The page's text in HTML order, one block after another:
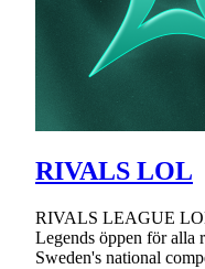
RIVALS LOL
RIVALS LEAGUE
Legends öppen för alla
Sweden's national